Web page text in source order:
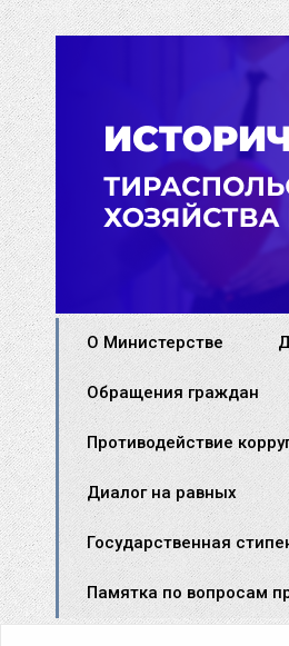
О Министерстве
Обращения граждан
Противодействие
Диалог на равных
Государственная
Памятка по вопросам